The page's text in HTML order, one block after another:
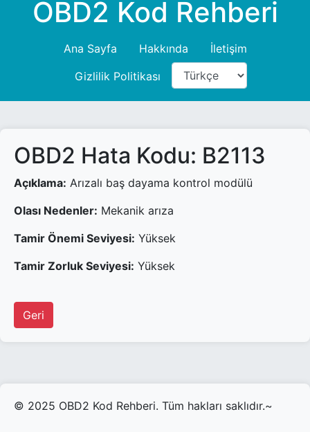
OBD2 Kod Rehberi
Ana Sayfa Hakkında
İletişim
Gizlilik Politikası
OBD2 Hata Kodu: B2113
Açıklama: Arızalı baş dayama kontrol modülü
Olası Nedenler: Mekanik arıza
Tamir Önemi Seviyesi: Yüksek
Tamir Zorluk Seviyesi: Yüksek
Geri
© 2025 OBD2 Kod Rehberi. Tüm hakları saklıdır.~